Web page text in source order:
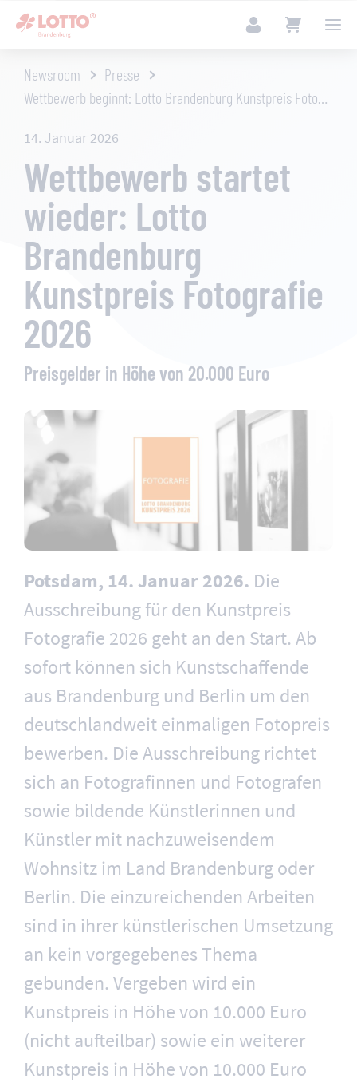
Newsroom
Presse
Wettbewerb beginnt: Lotto Brandenburg Kunstpreis Fotografie 2026
14. Januar 2026
Wettbewerb startet
wieder: Lotto
Brandenburg
Kunstpreis Fotografie
2026
Preisgelder in Höhe von 20.000 Euro
Potsdam, 14. Januar 2026. Die
Ausschreibung für den Kunstpreis
Fotografie 2026 geht an den Start. Ab
sofort können sich Kunstschaffende
aus Brandenburg und Berlin um den
deutschlandweit einmaligen Fotopreis
bewerben. Die Ausschreibung richtet
sich an Fotografinnen und Fotografen
sowie bildende Künstlerinnen und
Künstler mit nachzuweisendem
Wohnsitz im Land Brandenburg oder
Berlin. Die einzureichenden Arbeiten
sind in ihrer künstlerischen Umsetzung
an kein vorgegebenes Thema
gebunden. Vergeben wird ein
Kunstpreis in Höhe von 10.000 Euro
(nicht aufteilbar) sowie ein weiterer
Kunstpreis in Höhe von 10.000 Euro